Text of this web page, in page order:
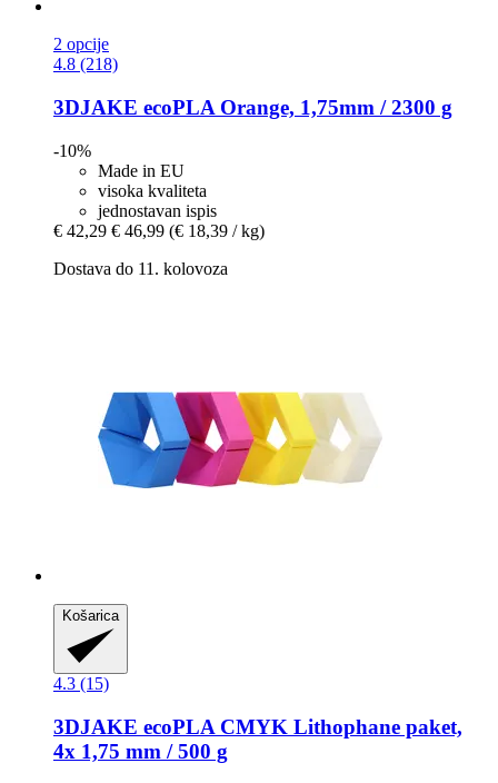
2 opcije
4.8 (218)
3DJAKE ecoPLA Orange, 1,75mm / 2300 g
-10%
Made in EU
visoka kvaliteta
jednostavan ispis
€ 42,29 € 46,99 (€ 18,39 / kg)
Dostava do 11. kolovoza
Košarica
4.3 (15)
3DJAKE ecoPLA CMYK Lithophane paket,
4x 1,75 mm / 500 g